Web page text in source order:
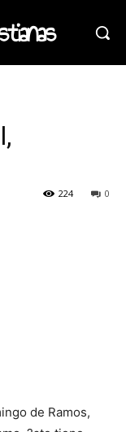
0
224
de Ramos,